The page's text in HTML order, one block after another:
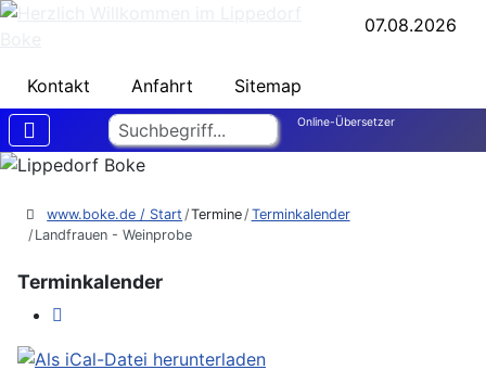
Suchen Online-Übersetzer
Kontakt Anfahrt Sitemap
07.08.2026
www.boke.de / Start Termine Terminkalender
Landfrauen - Weinprobe
Terminkalender